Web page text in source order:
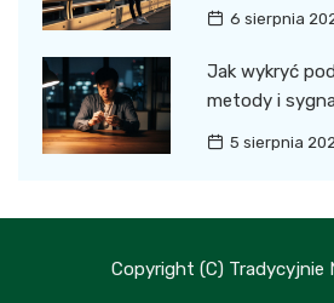
6 sierpnia
Jak wykryć
metody i
5 sierpnia
Copyright (C) Tradycyjnie